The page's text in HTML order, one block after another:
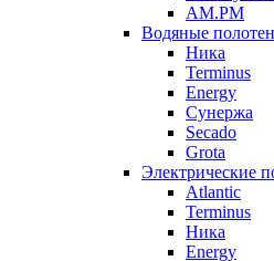
AM.PM
Водяные
Ника
Terminus
Energy
Сунержа
Secado
Grota
Электрические
Atlantic
Terminus
Ника
Energy